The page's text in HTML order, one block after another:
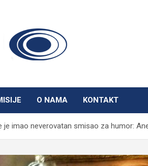
Bogatić
O NAMA KONTAKT
je imao neverovatan smisao za humor: